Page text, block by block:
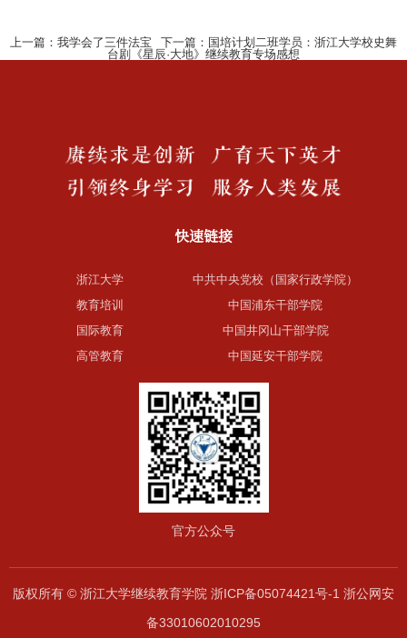
上一篇： 我学会了三件法宝 下一篇： 国培计划二班学员：浙江大学校史舞
台剧《星辰·大地》继续教育专场感想
快速链接
浙江大学
中共中央党校（国家行政学院）
教育培训
中国浦东干部学院
国际教育
中国井冈山干部学院
高管教育
中国延安干部学院
官方公众号
版权所有 © 浙江大学继续教育学院 浙ICP备05074421号-1 浙公网安
备33010602010295